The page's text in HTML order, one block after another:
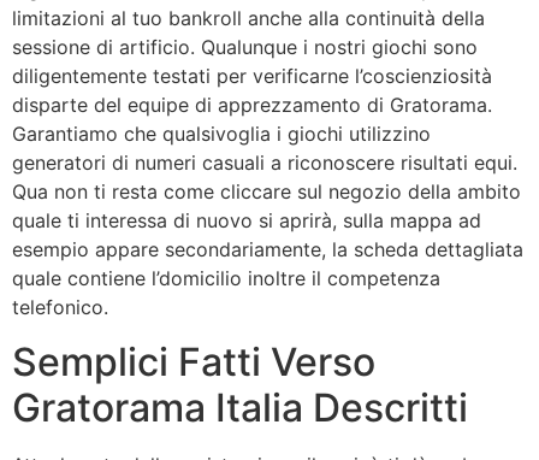
limitazioni al tuo bankroll anche alla continuità della
sessione di artificio. Qualunque i nostri giochi sono
diligentemente testati per verificarne l’coscienziosità
disparte del equipe di apprezzamento di Gratorama.
Garantiamo che qualsivoglia i giochi utilizzino
generatori di numeri casuali a riconoscere risultati equi.
Qua non ti resta come cliccare sul negozio della ambito
quale ti interessa di nuovo si aprirà, sulla mappa ad
esempio appare secondariamente, la scheda dettagliata
quale contiene l’domicilio inoltre il competenza
telefonico.
Semplici Fatti Verso
Gratorama Italia Descritti